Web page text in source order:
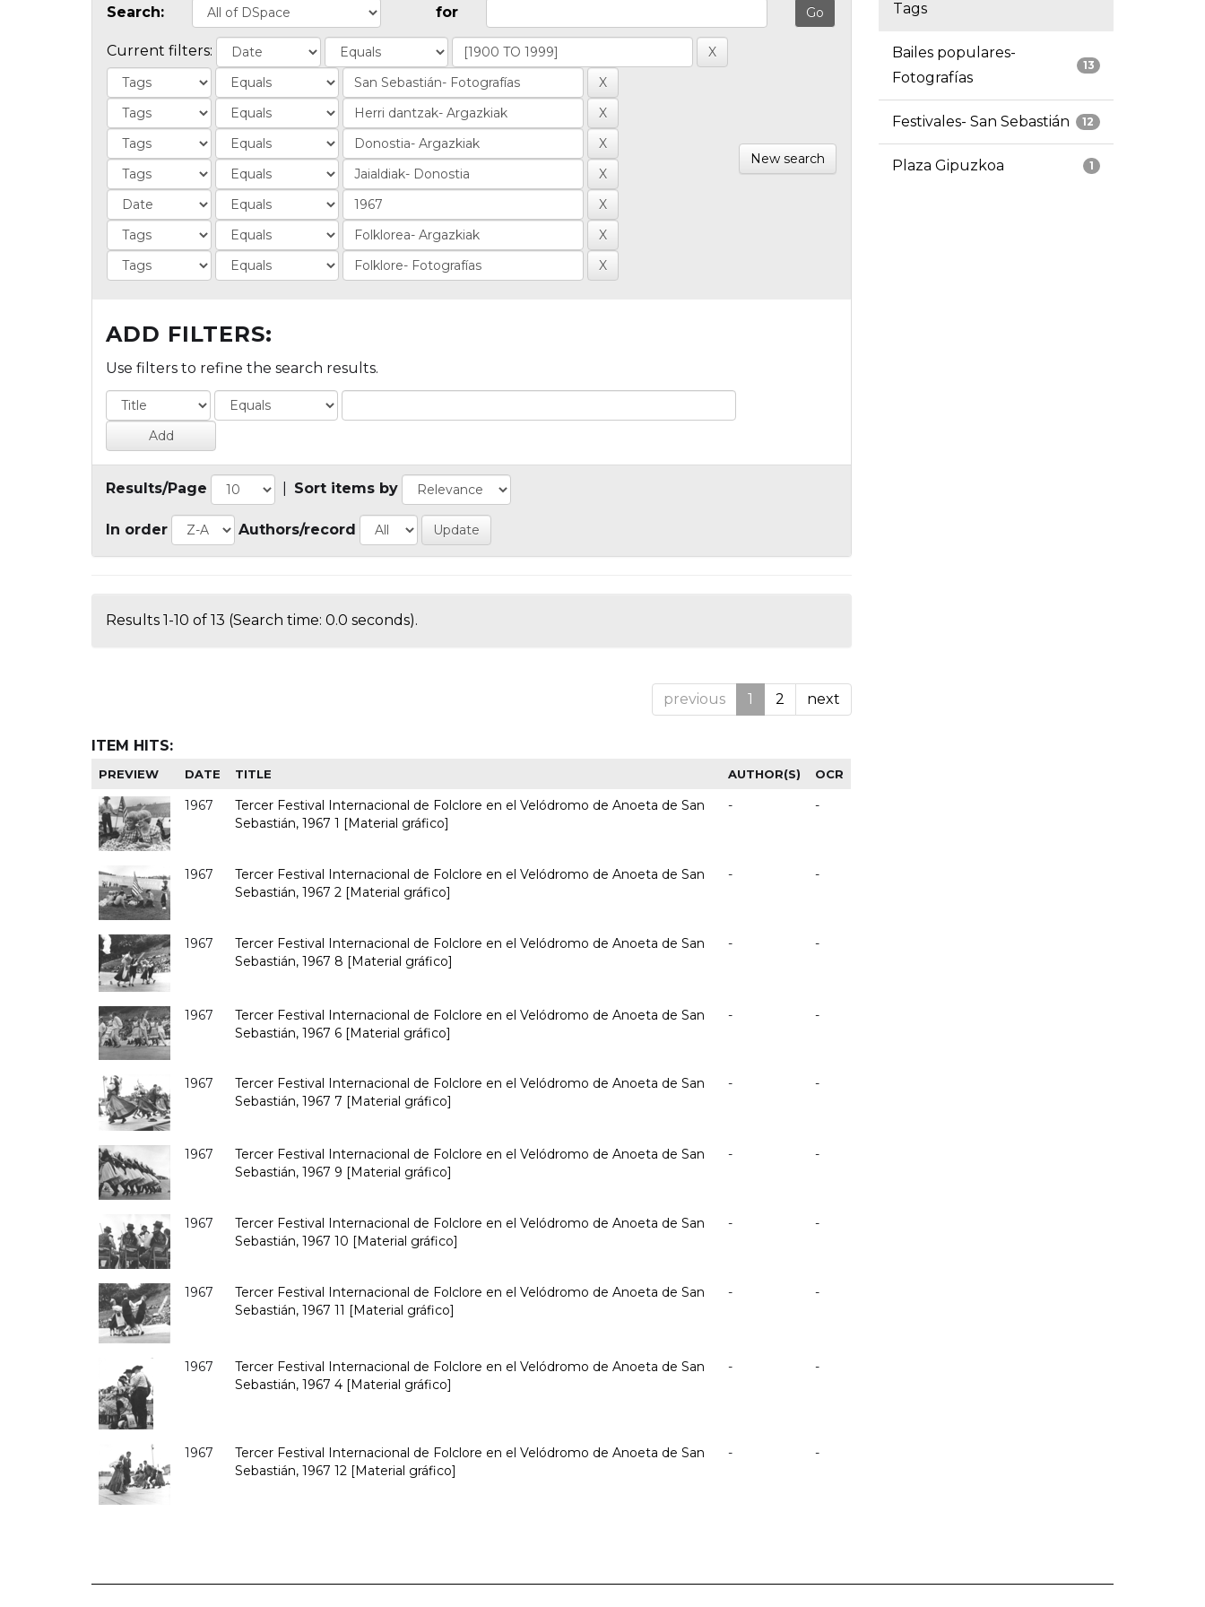
Search: for
Current filters:
New search
ADD FILTERS:
Use filters to refine the search results.
Results/Page Sort items by
In order Authors/record
Results 1-10 of 13 (Search time: 0.0 seconds).
previous 1 2 next
ITEM HITS:
PREVIEW DATE TITLE AUTHOR(S) OCR
1967
Tercer Festival Internacional de Folclore en el Velódromo de Anoeta de San
Sebastián, 1967 1 [Material gráfico]
- -
1967
Tercer Festival Internacional de Folclore en el Velódromo de Anoeta de San
Sebastián, 1967 2 [Material gráfico]
- -
1967
Tercer Festival Internacional de Folclore en el Velódromo de Anoeta de San
Sebastián, 1967 8 [Material gráfico]
- -
1967
Tercer Festival Internacional de Folclore en el Velódromo de Anoeta de San
Sebastián, 1967 6 [Material gráfico]
- -
1967
Tercer Festival Internacional de Folclore en el Velódromo de Anoeta de San
Sebastián, 1967 7 [Material gráfico]
- -
1967
Tercer Festival Internacional de Folclore en el Velódromo de Anoeta de San
Sebastián, 1967 9 [Material gráfico]
- -
1967
Tercer Festival Internacional de Folclore en el Velódromo de Anoeta de San
Sebastián, 1967 10 [Material gráfico]
- -
1967
Tercer Festival Internacional de Folclore en el Velódromo de Anoeta de San
Sebastián, 1967 11 [Material gráfico]
- -
1967
Tercer Festival Internacional de Folclore en el Velódromo de Anoeta de San
Sebastián, 1967 4 [Material gráfico]
- -
1967
Tercer Festival Internacional de Folclore en el Velódromo de Anoeta de San
Sebastián, 1967 12 [Material gráfico]
- -
Tags
13
Bailes populares-
Fotografías
12
Festivales- San Sebastián
1
Plaza Gipuzkoa